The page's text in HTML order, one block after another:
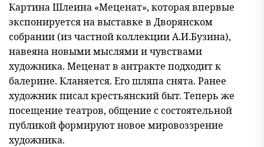
Картина Шлеина «Меценат», которая впервые
экспонируется на выставке в Дворянском
собрании (из частной коллекции А.И.Бузина),
навеяна новыми мыслями и чувствами
художника. Меценат в антракте подходит к
балерине. Кланяется. Его шляпа снята. Ранее
художник писал крестьянский быт. Теперь же
посещение театров, общение с состоятельной
публикой формируют новое мировоззрение
художника.